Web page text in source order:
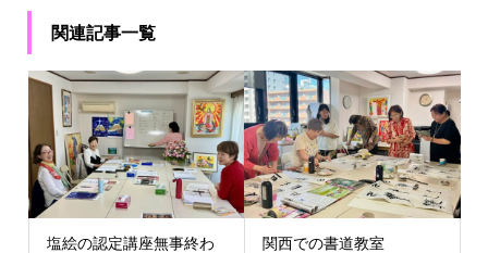
関連記事一覧
塩絵の認定講座無事終わ
関西での書道教室